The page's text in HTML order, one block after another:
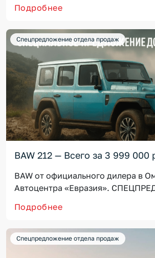
Подробнее
Спецпредложение отдела продаж
BAW 212 — Всего за 3 999 000
BAW от официального дилера в
Автоцентра «Евразия».
Подробнее
Спецпредложение отдела продаж